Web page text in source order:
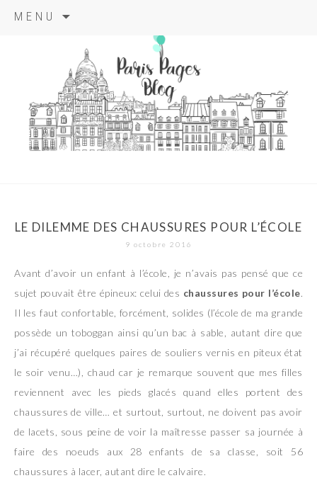
MENU
principal
paris pages
blog
LE DILEMME DES CHAUSSURES POUR L’ÉCOLE
9 octobre 2016
Avant d’avoir un enfant à l’école, je n’avais pas pensé que ce
sujet pouvait être épineux: celui des chaussures pour l’école.
Il les faut confortable, forcément, solides (l’école de ma grande
possède un toboggan ainsi qu’un bac à sable, autant dire que
j’ai récupéré quelques paires de souliers vernis en piteux état
le soir venu…), chaud car je remarque souvent que mes filles
reviennent avec les pieds glacés quand elles portent des
chaussures de ville… et surtout, surtout, ne doivent pas avoir
de lacets, sous peine de voir la maîtresse passer sa journée à
faire des noeuds aux 28 enfants de sa classe, soit 56
chaussures à lacer, autant dire le calvaire.